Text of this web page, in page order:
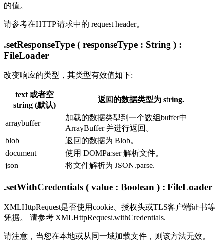
的值。
请参考在HTTP 请求中的 request header。
.setResponseType ( responseType : String ) :
FileLoader
改变响应的类型，其类型有效值如下:
text 或者空
string (默认)
返回的数据类型为 string.
arraybuffer
加载的数据类型到一个数组buffer中
ArrayBuffer 并进行返回。
blob
返回的数据为 Blob。
document
使用 DOMParser 解析文件。
json
将文件解析为 JSON.parse.
.setWithCredentials ( value : Boolean ) : FileLoader
XMLHttpRequest是否使用cookie、授权头或TLS客户端证书等
凭据。 请参考 XMLHttpRequest.withCredentials.
请注意，当您在本地或从同一域加载文件，则该方法无效。